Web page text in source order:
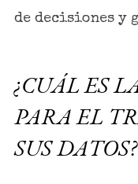
de decisiones y
¿CUÁL ES
PARA EL
SUS DATOS?